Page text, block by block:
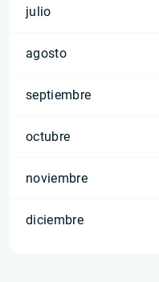
julio
agosto
septiembre
octubre
noviembre
diciembre